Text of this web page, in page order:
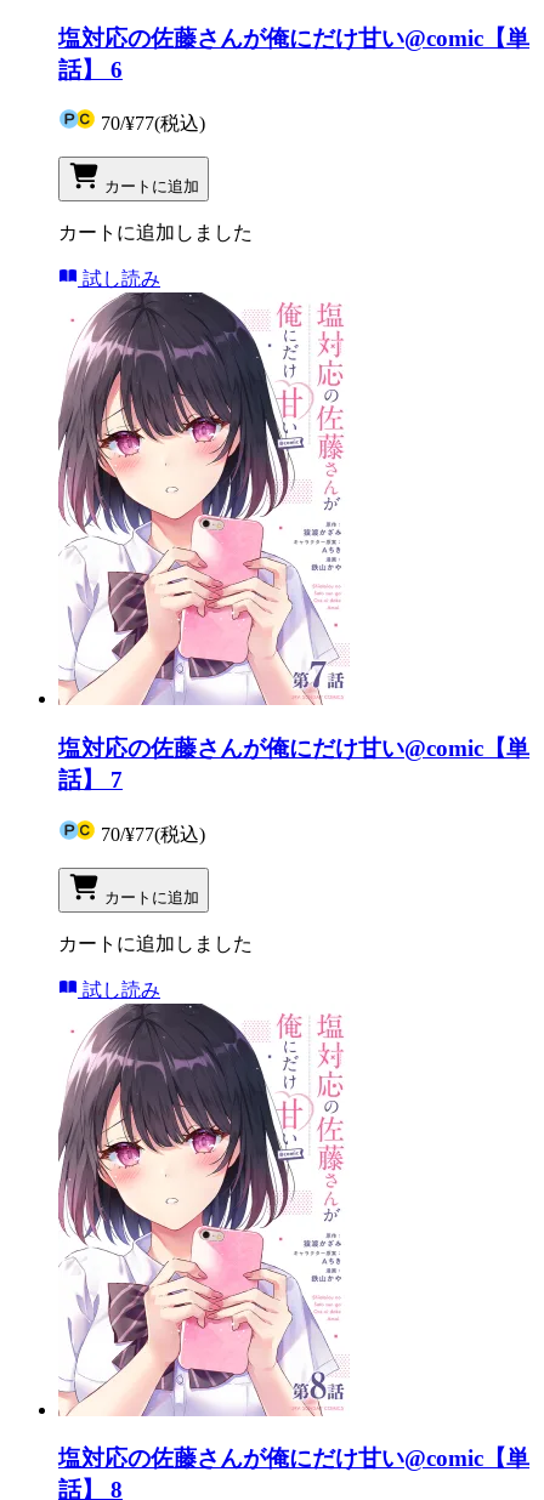
塩対応の佐藤さんが俺にだけ甘い@comic【単
話】 6
70/¥77(税込)
カートに追加
カートに追加しました
試し読み
塩対応の佐藤さんが俺にだけ甘い@comic【単
話】 7
70/¥77(税込)
カートに追加
カートに追加しました
試し読み
塩対応の佐藤さんが俺にだけ甘い@comic【単
話】 8